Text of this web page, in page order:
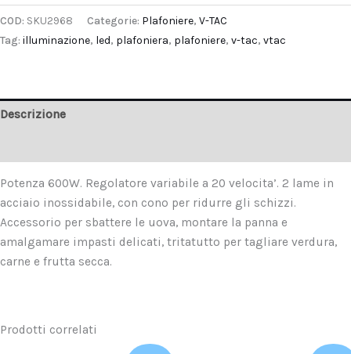
COD: SKU2968 Categorie: Plafoniere, V-TAC
Tag: illuminazione, led, plafoniera, plafoniere, v-tac, vtac
Descrizione
Potenza 600W. Regolatore variabile a 20 velocita’. 2 lame in
acciaio inossidabile, con cono per ridurre gli schizzi.
Accessorio per sbattere le uova, montare la panna e
amalgamare impasti delicati, tritatutto per tagliare verdura,
carne e frutta secca.
Prodotti correlati